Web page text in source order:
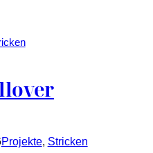
Projekte, Stricken